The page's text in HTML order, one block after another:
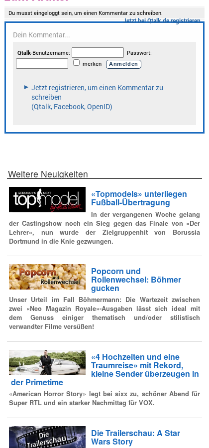
Weitere Neuigkeiten
«Topmodels» unterliegen
Fußball-Übertragung
In der vergangenen Woche gelang
der Castingshow noch ein Sieg gegen das Finale von «Der
Lehrer», nun wurde der Zielgruppenhit von Borussia
Dortmund in die Knie gezwungen.
Popcorn und
Rollenwechsel: Böhmer
gucken
Unser Urteil im Fall Böhmermann: Die Wartezeit zwischen
zwei «Neo Magazin Royale»-Ausgaben lässt sich ideal mit
dem Genuss einiger thematisch und/oder stilistisch
verwandter Filme versüßen!
«4 Hochzeiten und eine
Traumreise» mit Rekord,
kleine Sender überzeugen in
der Primetime
«American Horror Story» legt bei sixx zu, schöner Abend für
Super RTL und ein starker Nachmittag für VOX.
Die Trailerschau: A Star
Wars Story